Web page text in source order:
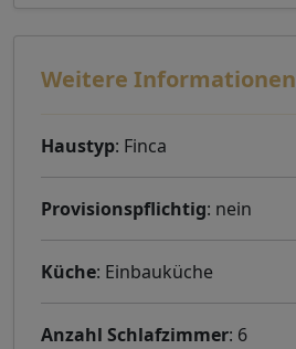
Weitere Informationen
Haustyp: Finca
Provisionspflichtig: nein
Küche: Einbauküche
Anzahl Schlafzimmer: 6